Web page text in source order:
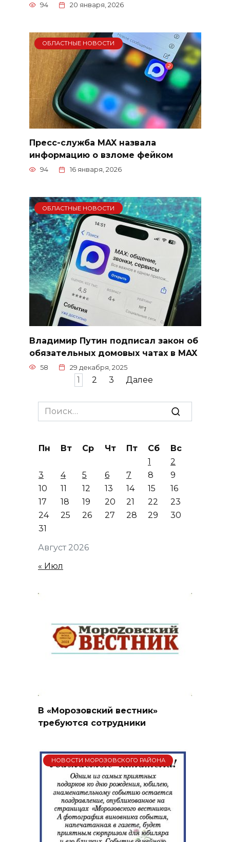
94 20 января, 2026
ОБЛАСТНЫЕ НОВОСТИ
Пресс-служба MAX назвала
информацию о взломе фейком
94 16 января, 2026
ОБЛАСТНЫЕ НОВОСТИ
Владимир Путин подписал закон об
обязательных домовых чатах в MAX
58 29 декабря, 2025
1 2 3 Далее
Search
for:
Август 2026
Пн Вт Ср Чт Пт Сб
Вс
1
2
3
4 5 6 7 8
9
10
11 12 13 14 15
16
17
18 19 20 21 22
23
24
25 26 27 28 29
30
31
« Июл
В «Морозовский вестник»
требуются сотрудники
НОВОСТИ МОРОЗОВСКОГО РАЙОНА